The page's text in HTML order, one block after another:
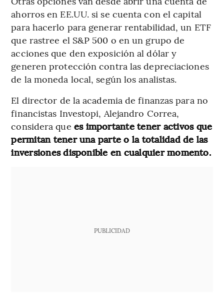
ahorros en EE.UU. si se cuenta con el capital
para hacerlo para generar rentabilidad, un ETF
que rastree el S&P 500 o en un grupo de
acciones que den exposición al dólar y
generen protección contra las depreciaciones
de la moneda local, según los analistas.
El director de la academia de finanzas para no
financistas Investopi, Alejandro Correa,
considera que es importante tener activos que
permitan tener una parte o la totalidad de las
inversiones disponible en cualquier momento.
PUBLICIDAD